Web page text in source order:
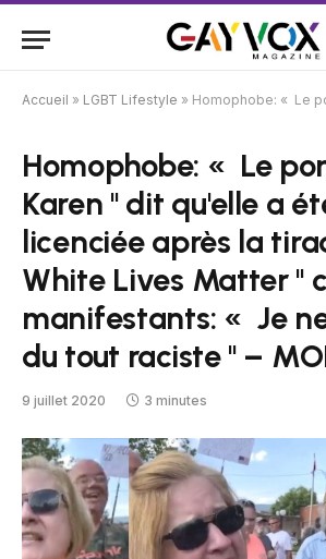
Accueil » LGBT Lifestyle » Homophobe: « Le pont couvert Karen '' dit qu'elle a été licenciée après la tirade de «
Homophobe: « Le
Karen '' dit qu'elle a
licenciée après la
White Lives Matter ''
manifestants: « Je
du tout raciste '' –
9 juillet 2020 3 minutes